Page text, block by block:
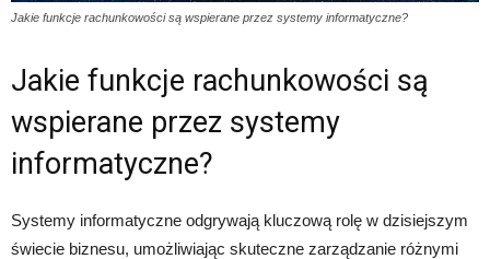
Jakie funkcje rachunkowości są wspierane przez systemy informatyczne?
Jakie funkcje rachunkowości są
wspierane przez systemy
informatyczne?
Systemy informatyczne odgrywają kluczową rolę w dzisiejszym
świecie biznesu, umożliwiając skuteczne zarządzanie różnymi